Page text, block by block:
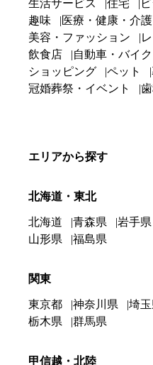
生活サービス 住宅
趣味
医療・健康・介護
美容・ファッション
飲食店
自動車・バイク
ショッピング
ペット
冠婚葬祭・イベント
エリアから探す
北海道・東北
北海道 青森県 岩手県
山形県
福島県
関東
東京都 神奈川県 埼
栃木県
群馬県
甲信越・北陸